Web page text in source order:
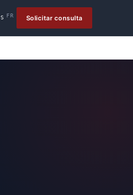
FR Solicitar consulta